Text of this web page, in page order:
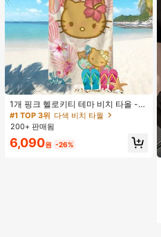
1개 핑크 헬로키티 테마 비치 타올 -
해변, 수영, 야외 캠핑 및 여행을 위해
디자인된 필수 카툰 테마 아이템. 이
오버사이즈 비치 타올은 흡수력이 뛰
어나고 빠르게 건조되어 여행, 수영장
놀이 또는 가정 목욕에 이상적인 선택
#1 TOP 3위 다색 비치 타월
거의 매진!
#1 TOP 3위 다색 비치 타월
거의 매진!
#1 TOP 3위 다색 비치 타월
거의 매진!
#1 TOP 3위
다색 비치 타월
거의 매진!
200+ 판매됨
6,090원 -26%